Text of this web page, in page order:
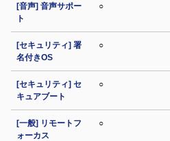
[音声] 音声サポー
ト
○
[セキュリティ] 署
名付きOS
○
[セキュリティ] セ
キュアブート
○
[一般] リモートフ
ォーカス
○